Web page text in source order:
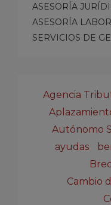
ASESORÍA
ASESORÍA
SERVICIOS DE
Agencia
Autónomo
ayudas
Cambio